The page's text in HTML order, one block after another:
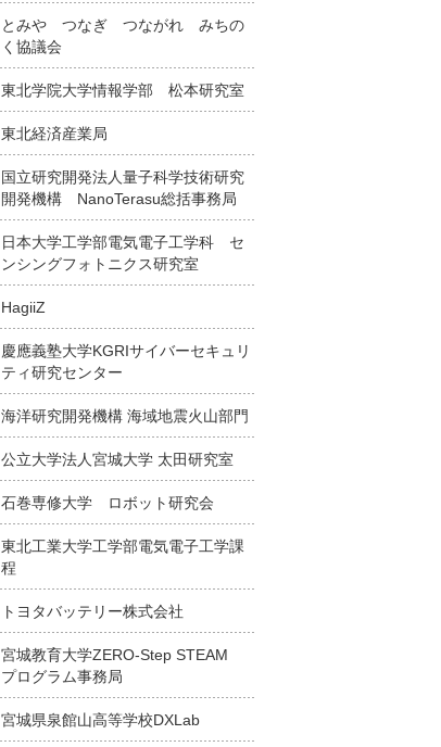
とみや つなぎ つながれ みちの
く協議会
東北学院大学情報学部 松本研究室
東北経済産業局
国立研究開発法人量子科学技術研究
開発機構 NanoTerasu総括事務局
日本大学工学部電気電子工学科 セ
ンシングフォトニクス研究室
HagiiZ
慶應義塾大学KGRIサイバーセキュリ
ティ研究センター
海洋研究開発機構 海域地震火山部門
公立大学法人宮城大学 太田研究室
石巻専修大学 ロボット研究会
東北工業大学工学部電気電子工学課
程
トヨタバッテリー株式会社
宮城教育大学ZERO-Step STEAM
プログラム事務局
宮城県泉館山高等学校DXLab